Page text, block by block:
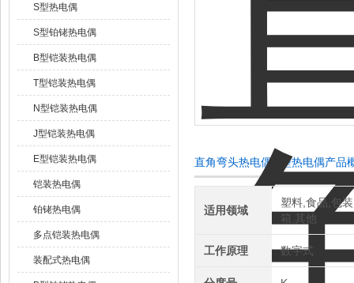
S型热电偶
S型铂铑热电偶
B型铠装热电偶
T型铠装热电偶
N型铠装热电偶
J型铠装热电偶
E型铠装热电偶
铠装热电偶
铂铑热电偶
多点铠装热电偶
装配式热电偶
直角弯头热电偶 k型热电偶产品
适用领域
塑料,食品,包
箱,其他
工作原理 数字式